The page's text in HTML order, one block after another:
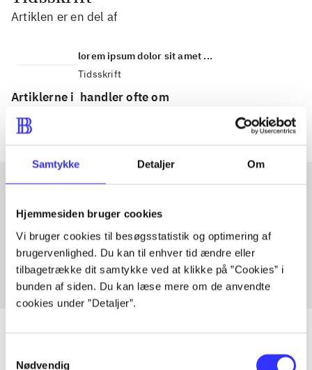
Samtykke Detaljer Om
Hjemmesiden bruger cookies
Vi bruger cookies til besøgsstatistik og optimering af
brugervenlighed. Du kan til enhver tid ændre eller
tilbagetrække dit samtykke ved at klikke på ”Cookies” i
bunden af siden. Du kan læse mere om de anvendte
cookies under ”Detaljer”.
Nødvendig
Artiklen er en del af
lorem ipsum dolor sit amet ...
Tidsskrift
Artiklerne i handler ofte om
Artikler med samme emner
Fra